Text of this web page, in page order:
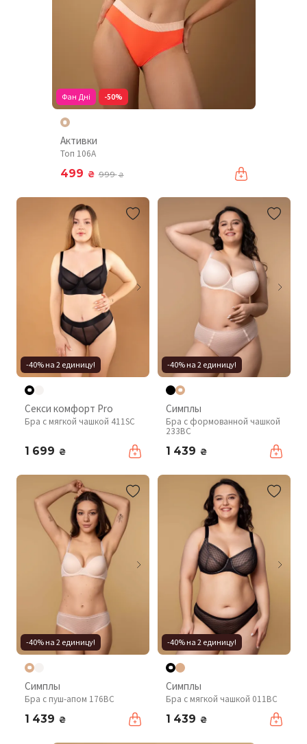
Фан Дні -50%
Активки
Топ 106A
499 ₴ 999₴
-40% на 2 единицу!
Секси комфорт Pro
Бра с мягкой чашкой 411SC
1 699 ₴
-40% на 2 единицу!
Симплы
Бра с формованной чашкой
233BC
1 439 ₴
-40% на 2 единицу!
Симплы
Бра с пуш-апом 176BC
1 439 ₴
-40% на 2 единицу!
Симплы
Бра с мягкой чашкой 011BC
1 439 ₴